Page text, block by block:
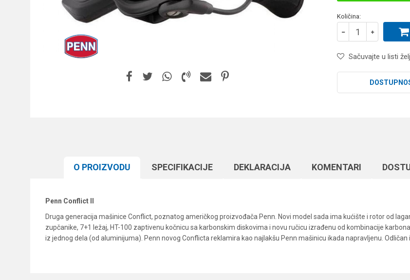
Količina:
Sačuvajte u listi
O PROIZVODU SPECIFIKACIJЕ DEKLARACIJA KOMENTARI
Penn Conflict II
Druga generacija mašinice Conflict, poznatog američkog proizvođača Penn. Novi model sada ima kućište i rotor od
zupčanike, 7+1 ležaj, HT-100 zaptivenu kočnicu sa karbonskim diskovima i novu ručicu izrađenu od kombinacije
iz jednog dela (od aluminijuma). Penn novog Conflicta reklamira kao najlakšu Penn mašinicu ikada napravljenu.